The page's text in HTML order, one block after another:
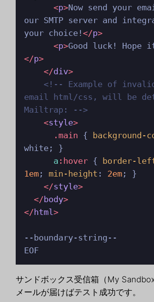
<p>Now send your
our SMTP server and
your choice! </p>
<p>Good luck! Hope
</p>
</div>
<!-- Example of
email html/css, will be
Mailtrap: -->
<style>
.main { background-
white; }
a :hover { border-
1em; min-height : 2em; }
</style>
</body>
</html >
--boundary-string--
EOF
サンドボックス受信箱（My
メールが届けばテスト成功です。